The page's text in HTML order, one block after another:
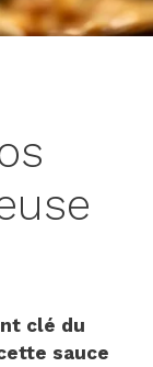
clé du
sauce